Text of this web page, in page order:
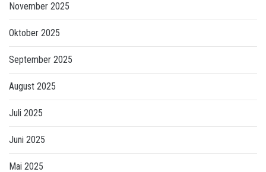
November 2025
Oktober 2025
September 2025
August 2025
Juli 2025
Juni 2025
Mai 2025